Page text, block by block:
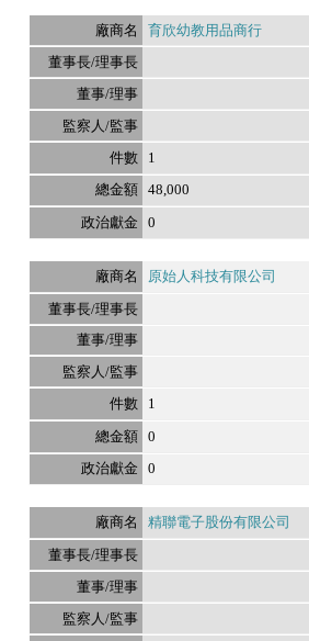
育欣幼教用品商行
1
48,000
0
原始人科技有限公司
1
0
0
精聯電子股份有限公司